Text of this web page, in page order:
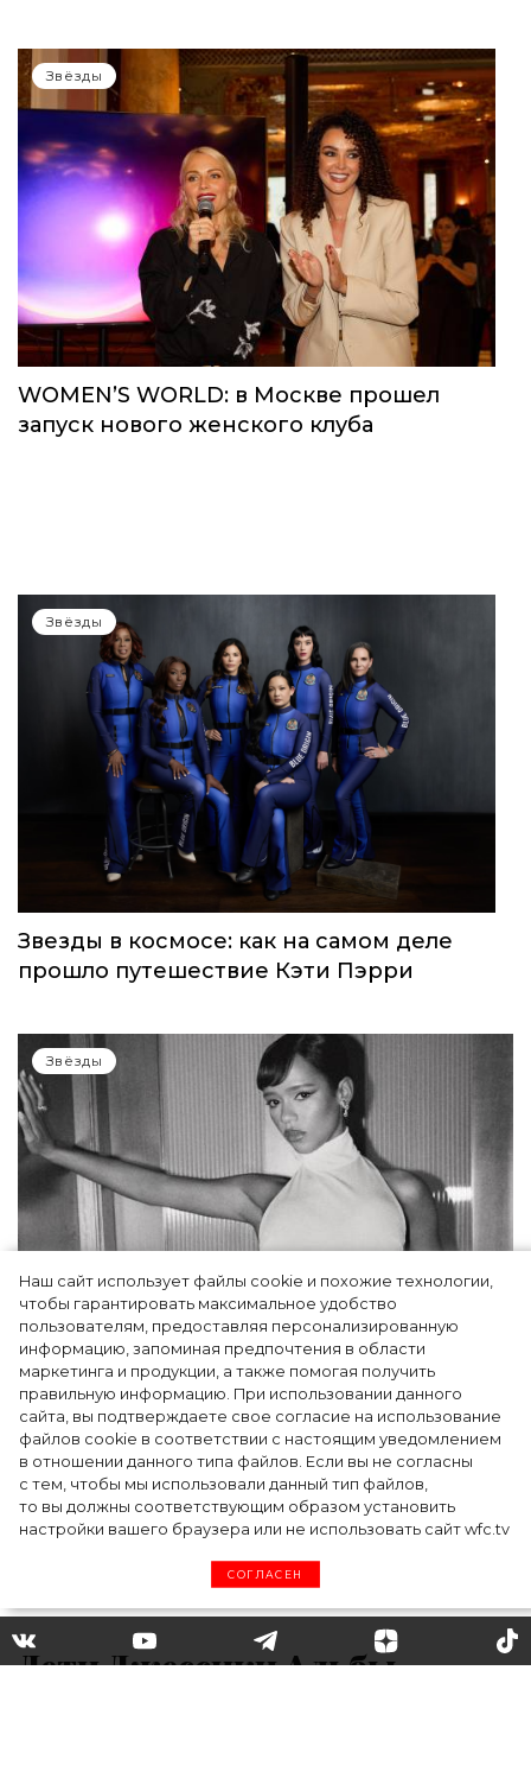
Наш сайт использует файлы cookie и похожие технологии,
чтобы гарантировать максимальное удобство
пользователям, предоставляя персонализированную
информацию, запоминая предпочтения в области
маркетинга и продукции, а также помогая получить
правильную информацию. При использовании данного
сайта, вы подтверждаете свое согласие на использование
файлов cookie в соответствии с настоящим уведомлением
в отношении данного типа файлов. Если вы не согласны
с тем, чтобы мы использовали данный тип файлов,
то вы должны соответствующим образом установить
настройки вашего браузера или не использовать сайт wfc.tv
СОГЛАСЕН
Звёзды
WOMEN’S WORLD: в Москве прошел
запуск нового женского клуба
Звёзды
Звезды в космосе: как на самом деле
прошло путешествие Кэти Пэрри
Звёзды
Тейлор Рассел в образе белого лебедя на
церемонии BAFTA-2024
Дети Джессики Альбы